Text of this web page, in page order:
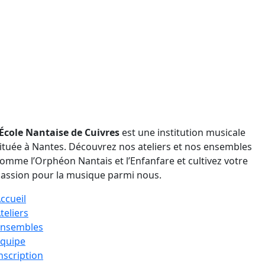
Nantaise de Cuivres est une institution musicale
à Nantes. Découvrez nos ateliers et nos ensembles
l’Orphéon Nantais et l’Enfanfare et cultivez votre
pour la musique parmi nous.